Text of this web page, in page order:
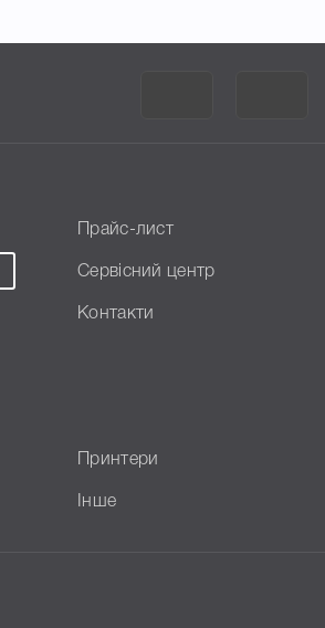
Прайс-лист
Сервісний центр
Контакти
Принтери
Інше